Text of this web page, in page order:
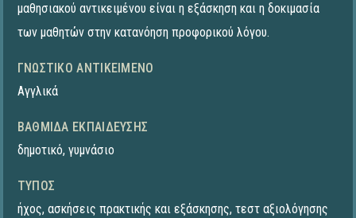
μαθησιακού αντικειμένου είναι η εξάσκηση και η δοκιμασία
των μαθητών στην κατανόηση προφορικού λόγου.
ΓΝΩΣΤΙΚΌ ΑΝΤΙΚΕΊΜΕΝΟ
Αγγλικά
ΒΑΘΜΊΔΑ ΕΚΠΑΊΔΕΥΣΗΣ
δημοτικό, γυμνάσιο
ΤΎΠΟΣ
ήχος, ασκήσεις πρακτικής και εξάσκησης, τεστ αξιολόγησης